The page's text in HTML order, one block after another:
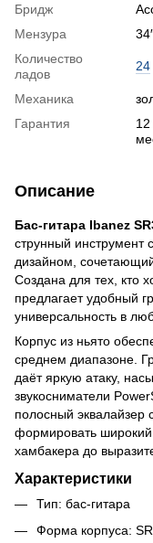
Бридж
Мензура
Количество
ладов
24
Механика
Гарантия
12
Описание
Бас-гитара Ibanez
струнный инструмент
дизайном,
Создана для тех, кто
предлагает удобный
универсальность в
Корпус из ньято
среднем диапазоне.
даёт яркую атаку,
звукосниматели
полосный эквалайзер
формировать
хамбакера до
Характеристики
Тип: бас-гитара
Форма корпуса: SR